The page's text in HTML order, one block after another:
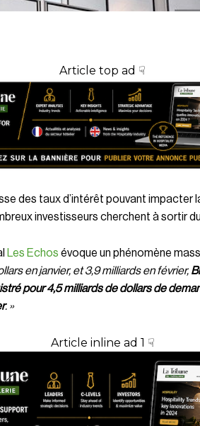
Article top ad ☟
des taux d’intérêt pouvant impacter
investisseurs cherchent à sortir
Les Echos évoque un phénomène
en janvier, et 3,9 milliards en février,
pour 4,5 milliards de dollars de
. »
Article inline ad 1 ☟